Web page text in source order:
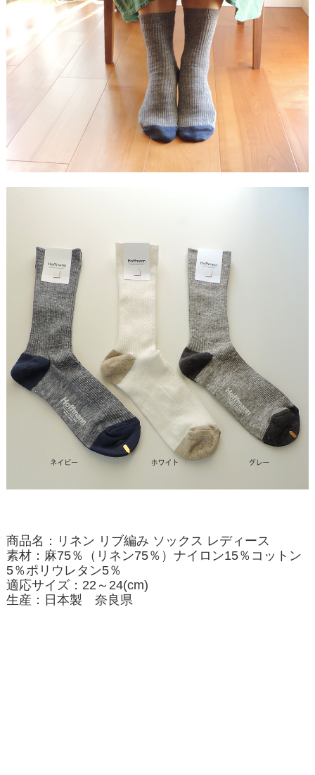
商品名：リネン リブ編み ソックス レディース
素材：麻75％（リネン75％）ナイロン15％コットン
5％ポリウレタン5％
適応サイズ：22～24(cm)
生産：日本製 奈良県